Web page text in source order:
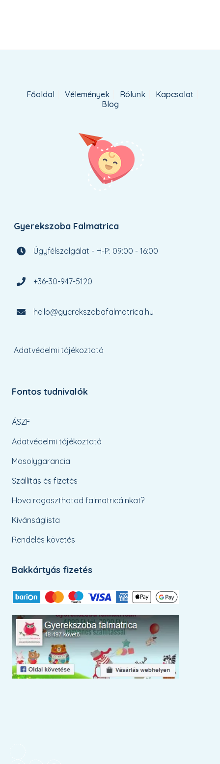
Főoldal Vélemények Rólunk
Kapcsolat
Blog
Gyerekszoba Falmatrica
Ügyfélszolgálat - H-P: 09:00 - 16:00
+36-30-947-5120
hello@gyerekszobafalmatrica.hu
Adatvédelmi tájékoztató
Fontos tudnivalók
ÁSZF
Adatvédelmi tájékoztató
Mosolygarancia
Szállítás és fizetés
Hova ragaszthatod falmatricáinkat?
Kívánságlista
Rendelés követés
Bakkártyás fizetés